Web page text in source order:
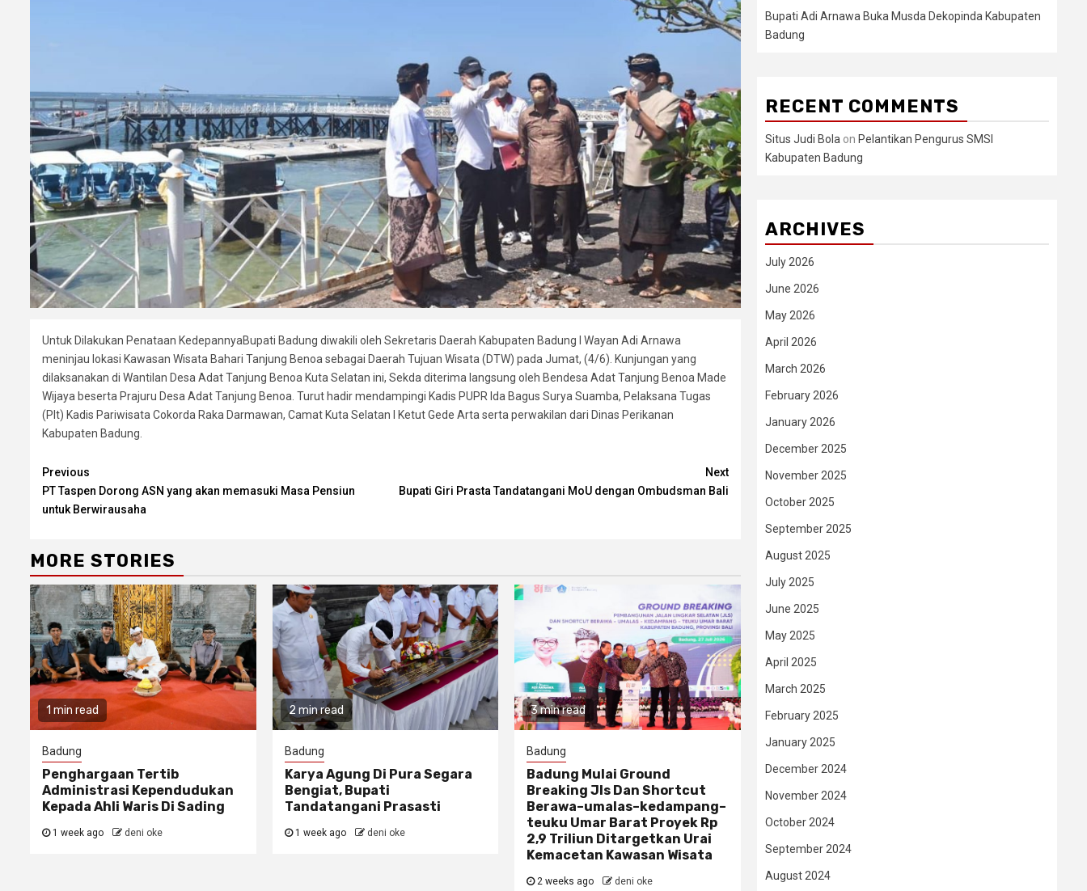
Untuk Dilakukan Penataan KedepannyaBupati Badung diwakili oleh Sekretaris Daerah Kabupaten Badung I Wayan Adi Arnawa
meninjau lokasi Kawasan Wisata Bahari Tanjung Benoa sebagai Daerah Tujuan Wisata (DTW) pada Jumat, (4/6). Kunjungan yang
dilaksanakan di Wantilan Desa Adat Tanjung Benoa Kuta Selatan ini, Sekda diterima langsung oleh Bendesa Adat Tanjung Benoa Made
Wijaya beserta Prajuru Desa Adat Tanjung Benoa. Turut hadir mendampingi Kadis PUPR Ida Bagus Surya Suamba, Pelaksana Tugas
(Plt) Kadis Pariwisata Cokorda Raka Darmawan, Camat Kuta Selatan I Ketut Gede Arta serta perwakilan dari Dinas Perikanan
Kabupaten Badung.
Continue
Reading
Previous
PT Taspen Dorong ASN yang akan memasuki Masa Pensiun
untuk Berwirausaha
Next
Bupati Giri Prasta Tandatangani MoU dengan Ombudsman Bali
MORE STORIES
1 min read
Badung
Penghargaan Tertib
Administrasi Kependudukan
Kepada Ahli Waris Di Sading
1 week ago deni oke
2 min read
Badung
Karya Agung Di Pura Segara
Bengiat, Bupati
Tandatangani Prasasti
1 week ago deni oke
3 min read
Badung
Badung Mulai Ground
Breaking Jls Dan Shortcut
Berawa–umalas–kedampang–
teuku Umar Barat Proyek Rp
2,9 Triliun Ditargetkan Urai
Kemacetan Kawasan Wisata
2 weeks ago deni oke
Bupati Adi Arnawa Buka Musda Dekopinda Kabupaten
Badung
RECENT COMMENTS
Situs Judi Bola on Pelantikan Pengurus SMSI
Kabupaten Badung
ARCHIVES
July 2026
June 2026
May 2026
April 2026
March 2026
February 2026
January 2026
December 2025
November 2025
October 2025
September 2025
August 2025
July 2025
June 2025
May 2025
April 2025
March 2025
February 2025
January 2025
December 2024
November 2024
October 2024
September 2024
August 2024